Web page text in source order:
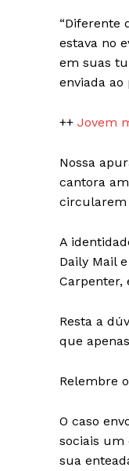
“Diferente
estava no
em suas
enviada ao
++ Jovem
Nossa
cantora
circularem
A
Daily Mail
Carpenter,
Resta a
que
Relembre
O caso
sociais um
sua